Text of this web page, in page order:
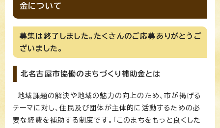
金について
募集は終了しました。たくさんのご応募ありがとうご
ざいました。
北名古屋市協働のまちづくり補助金とは
地域課題の解決や地域の魅力の向上のため、市が掲げる
テーマに対し、住民及び団体が主体的に活動するための必
要な経費を補助する制度です。「このまちをもっと良くした